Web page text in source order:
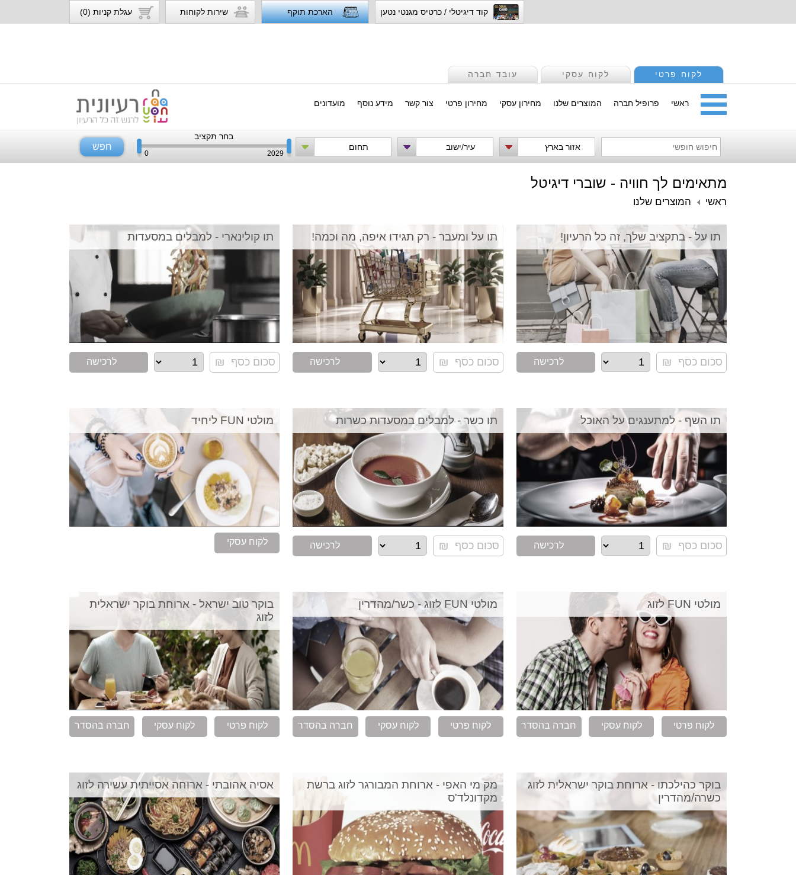
קוד דיגיטלי / כרטיס מגנטי נטען הארכת תוקף שירות לקוחות עגלת קניות (0)
לקוח פרטי לקוח עסקי עובד חברה
ראשי פרופיל חברה המוצרים שלנו מחירון עסקי מחירון פרטי צור קשר מידע נוסף מועדונים
אזור בארץ עיר/ישוב תחום
בחר תקציב
0 2029
חפש
מתאימים לך חוויה - שוברי דיגיטל
ראשי המוצרים שלנו
תו על - בתקציב שלך, זה כל הרעיון!
לרכישה
תו על ומעבר - רק תגידו איפה, מה וכמה!
לרכישה
תו קולינארי - למבלים במסעדות
לרכישה
תו השף - למתענגים על האוכל
לרכישה
תו כשר - למבלים במסעדות כשרות
לרכישה
מולטי FUN ליחיד
לקוח עסקי
מולטי FUN לזוג
לקוח פרטי לקוח עסקי חברה בהסדר
מולטי FUN לזוג - כשר/מהדרין
לקוח פרטי לקוח עסקי חברה בהסדר
בוקר טוב ישראל - ארוחת בוקר ישראלית
לזוג
לקוח פרטי לקוח עסקי חברה בהסדר
בוקר כהילכתו - ארוחת בוקר ישראלית לזוג
כשרה/מהדרין
מק מי האפי - ארוחת המבורגר לזוג ברשת
מקדונלד'ס
אסיה אהובתי - ארוחה אסייתית עשירה לזוג